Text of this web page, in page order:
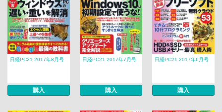
日経PC21 2017年8月号
購入
日経PC21 2017年7月号
購入
日経PC21 2017年6月号
購入